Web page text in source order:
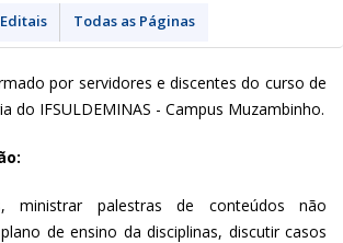
Editais Todas as Páginas
por servidores e discentes do curso de
do IFSULDEMINAS - Campus Muzambinho.
ministrar palestras de conteúdos não
de ensino da disciplinas, discutir casos